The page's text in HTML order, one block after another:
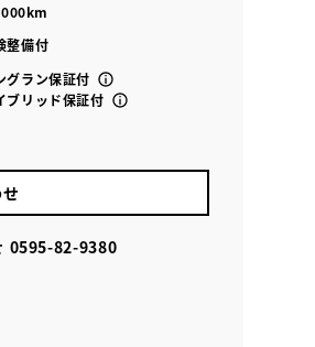
整備付
グラン保証付
ブリッド保証付
0595-82-9380